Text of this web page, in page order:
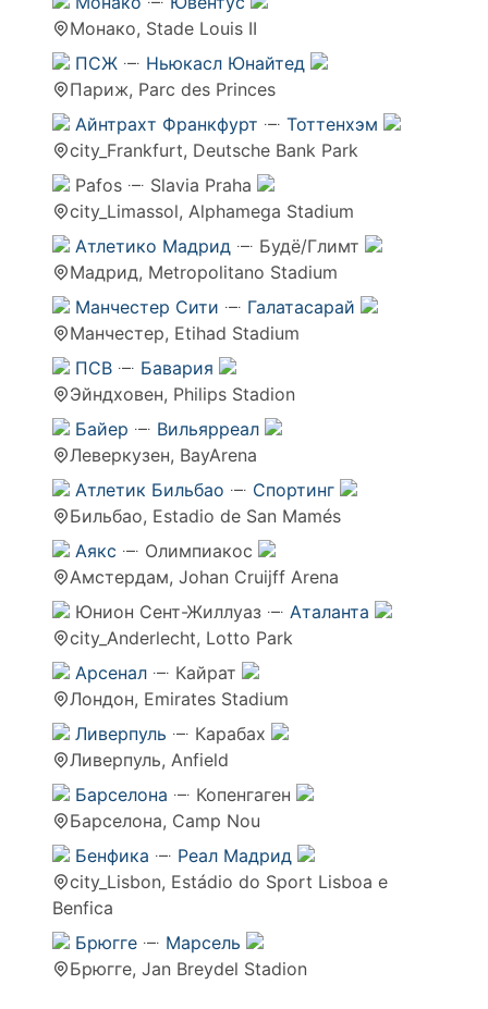
Монако, Stade Louis II
ПСЖ
Ньюкасл Юнайтед
Париж, Parc des Princes
Айнтрахт Франкфурт
Тоттенхэм
city_Frankfurt, Deutsche Bank Park
Pafos
Slavia Praha
city_Limassol, Alphamega Stadium
Атлетико Мадрид
Будё/Глимт
Мадрид, Metropolitano Stadium
Манчестер Сити
Галатасарай
Манчестер, Etihad Stadium
ПСВ
Бавария
Эйндховен, Philips Stadion
Байер
Вильярреал
Леверкузен, BayArena
Атлетик Бильбао
Спортинг
Бильбао, Estadio de San Mamés
Аякс
Олимпиакос
Амстердам, Johan Cruijff Arena
Юнион Сент-Жиллуаз
Аталанта
city_Anderlecht, Lotto Park
Арсенал
Кайрат
Лондон, Emirates Stadium
Ливерпуль
Карабах
Ливерпуль, Anfield
Барселона
Копенгаген
Барселона, Camp Nou
Бенфика
Реал Мадрид
city_Lisbon, Estádio do Sport Lisboa e
Benfica
Брюгге
Марсель
Брюгге, Jan Breydel Stadion